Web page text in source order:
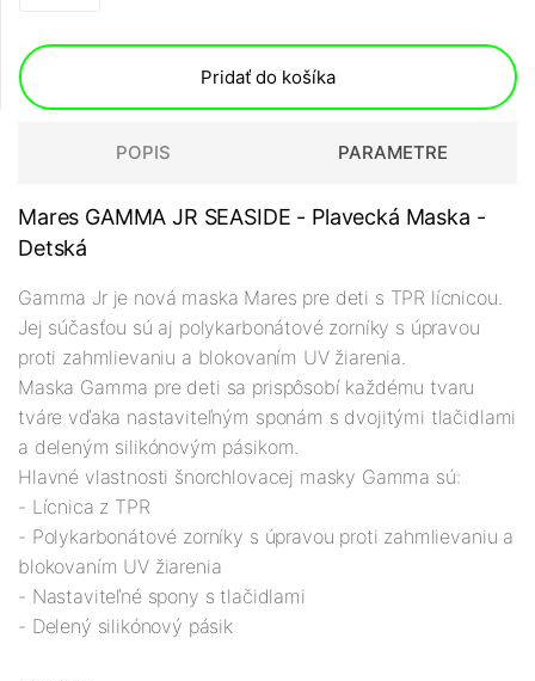
Pridať do košíka
POPIS PARAMETRE
Mares GAMMA JR SEASIDE - Plavecká Maska -
Detská
Gamma Jr je nová maska Mares pre deti s TPR lícnicou.
Jej súčasťou sú aj polykarbonátové zorníky s úpravou
proti zahmlievaniu a blokovaním UV žiarenia.
Maska Gamma pre deti sa prispôsobí každému tvaru
tváre vďaka nastaviteľným sponám s dvojitými tlačidlami
a deleným silikónovým pásikom.
Hlavné vlastnosti šnorchlovacej masky Gamma sú:
- Lícnica z TPR
- Polykarbonátové zorníky s úpravou proti zahmlievaniu a
blokovaním UV žiarenia
- Nastaviteľné spony s tlačidlami
- Delený silikónový pásik